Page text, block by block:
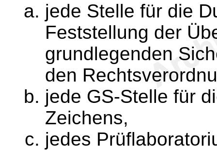
jede Stelle für die
Feststellung der
grundlegenden
den
jede GS-Stelle für
Zeichens,
jedes